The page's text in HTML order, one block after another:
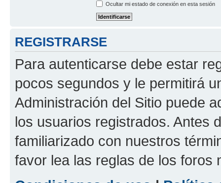
Ocultar mi estado de conexión en esta sesión
REGISTRARSE
Para autenticarse debe estar
pocos segundos y le permitirá
Administración del Sitio puede
los usuarios registrados. Antes
familiarizado con nuestros
favor lea las reglas de los foros